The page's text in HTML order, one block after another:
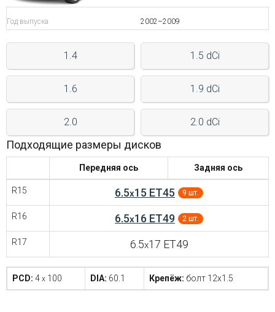
17-
52
Пн-
C
21:00
C
9:00
Год выпуска 2002–2009
1.4 1.5 dCi
1.6 1.9 dCi
2.0 2.0 dCi
Подходящие размеры дисков
Передняя ось Задняя ось
R15 6.5x15 ET45 9 шт.
R16 6.5x16 ET49 2 шт.
R17 6.5x17 ET49
PCD: 4 x 100 DIA: 60.1 Крепёж: болт 12x1.5